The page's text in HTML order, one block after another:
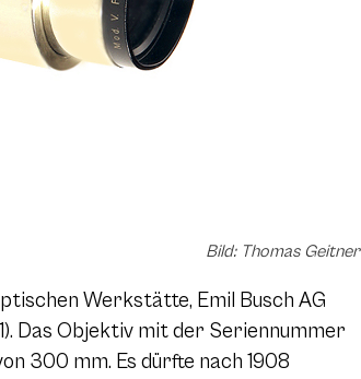
Bild: Thomas Geitner
Werkstätte, Emil Busch AG
Das Objektiv mit der Seriennummer
300 mm. Es dürfte nach 1908